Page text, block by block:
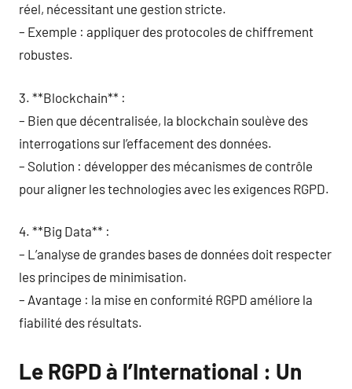
réel, nécessitant une gestion stricte.
– Exemple : appliquer des protocoles de chiffrement
robustes.
3. **Blockchain** :
– Bien que décentralisée, la blockchain soulève des
interrogations sur l’effacement des données.
– Solution : développer des mécanismes de contrôle
pour aligner les technologies avec les exigences RGPD.
4. **Big Data** :
– L’analyse de grandes bases de données doit respecter
les principes de minimisation.
– Avantage : la mise en conformité RGPD améliore la
fiabilité des résultats.
Le RGPD à l’International : Un